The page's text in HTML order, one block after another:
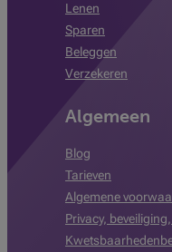
Lenen
Sparen
Beleggen
Verzekeren
Algemeen
Blog
Tarieven
Algemene
Privacy,